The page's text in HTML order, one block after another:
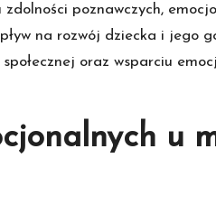
poznawczych,
na rozwój dziecka i jego
oraz wsparciu
u